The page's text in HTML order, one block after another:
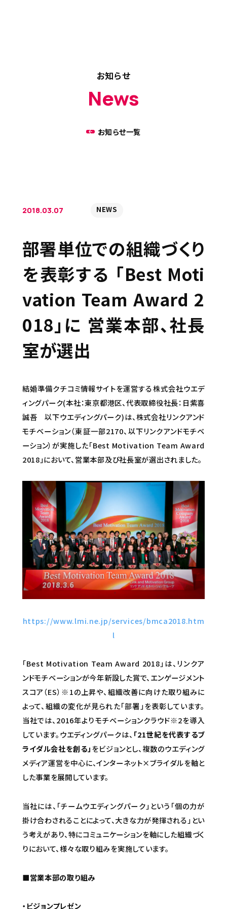
お知らせ
News
お知らせ一覧
2018.03.07 NEWS
部署単位での組織づくり
を表彰する 「Best Moti
vation Team Award 2
018」に 営業本部、社長
室が選出
結婚準備クチコミ情報サイトを運営する株式会社ウエデ
ィングパーク(本社：東京都港区、代表取締役社長：日紫喜
誠吾 以下ウエディングパーク)は、株式会社リンクアンド
モチベーション（東証一部2170、以下リンクアンドモチベ
ーション）が実施した「Best Motivation Team Award
2018」において、営業本部及び社長室が選出されました。
https://www.lmi.ne.jp/services/bmca2018.htm
l
「Best Motivation Team Award 2018」は、リンクア
ンドモチベーションが今年新設した賞で、エンゲージメント
スコア（ES）※1の上昇や、組織改善に向けた取り組みに
よって、組織の変化が見られた「部署」を表彰しています。
当社では、2016年よりモチベーションクラウド※2を導入
しています。ウエディングパークは、 「21世紀を代表するブ
ライダル会社を創る」をビジョンとし、複数のウエディング
メディア運営を中心に、インターネット×ブライダルを軸と
した事業を展開しています。
当社には、「チームウエディングパーク」という「個の力が
掛け合わされることによって、大きな力が発揮される」とい
う考えがあり、特にコミュニケーションを軸にした組織づく
りにおいて、様々な取り組みを実施しています。
■営業本部の取り組み
・ビジョンプレゼン